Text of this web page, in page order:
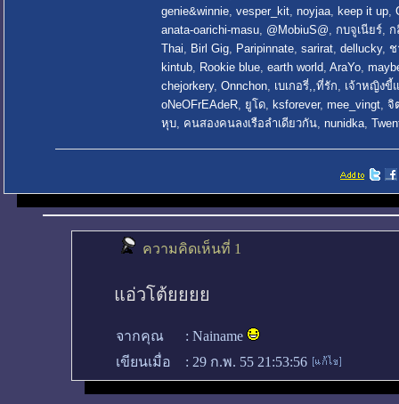
genie&winnie, vesper_kit, noyjaa, keep it up,
anata-oarichi-masu, @MobiuS@, กบจูเนียร์,
Thai, Birl Gig, Paripinnate, sarirat, dellucky, ช
kintub, Rookie blue, earth world, AraYo,
chejorkery, Onnchon, เบเกอรี่,,ที่รัก, เจ้าหญิงขี้
oNeOFrEAdeR, ยูโด, ksforever, mee_vingt, จิ
หุบ, คนสองคนลงเรือลำเดียวกัน, nunidka,
ความคิดเห็นที่ 1
แอ่วโต้ยยยย
จากคุณ : Nainame
เขียนเมื่อ
: 29 ก.พ. 55 21:53:56